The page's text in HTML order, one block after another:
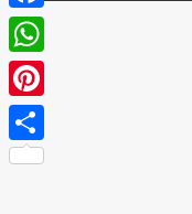
Facebook
WhatsApp
Pinterest
Share